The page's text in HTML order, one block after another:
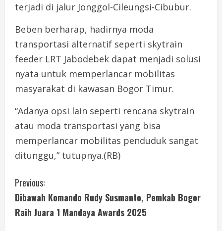
terjadi di jalur Jonggol-Cileungsi-Cibubur.
Beben berharap, hadirnya moda
transportasi alternatif seperti skytrain
feeder LRT Jabodebek dapat menjadi solusi
nyata untuk memperlancar mobilitas
masyarakat di kawasan Bogor Timur.
“Adanya opsi lain seperti rencana skytrain
atau moda transportasi yang bisa
memperlancar mobilitas penduduk sangat
ditunggu,” tutupnya.(RB)
C
o
Previous:
Dibawah Komando Rudy Susmanto, Pemkab Bogor
Raih Juara 1 Mandaya Awards 2025